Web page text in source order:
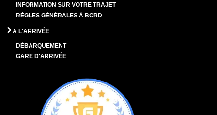
INFORMATION SUR VOTRE TRAJET
RÈGLES GÉNÉRALES À BORD
A L'ARRIVÉE
DÉBARQUEMENT
GARE D'ARRIVÉE